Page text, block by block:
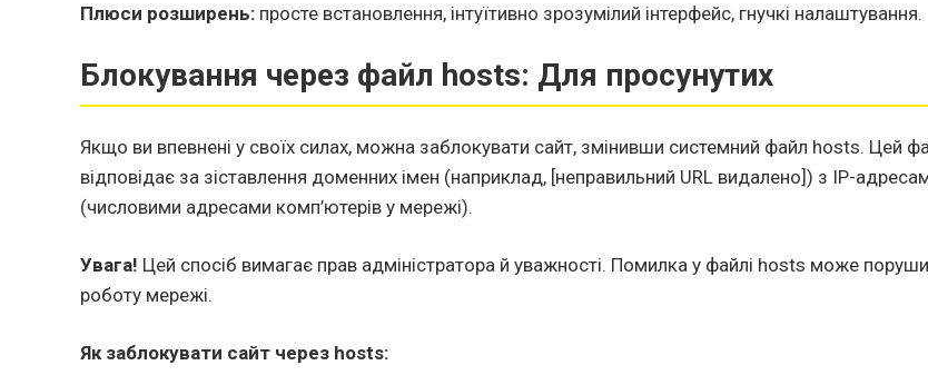
Плюси розширень: просте встановлення, інтуїтивно зрозумілий інтерфейс, гнучкі налаштування.
Блокування через файл hosts: Для просунутих
Якщо ви впевнені у своїх силах, можна заблокувати сайт, змінивши системний файл hosts. Цей
відповідає за зіставлення доменних імен (наприклад, [неправильний URL видалено]) з IP-
(числовими адресами комп’ютерів у мережі).
Увага! Цей спосіб вимагає прав адміністратора й уважності. Помилка у файлі hosts може
роботу мережі.
Як заблокувати сайт через hosts: